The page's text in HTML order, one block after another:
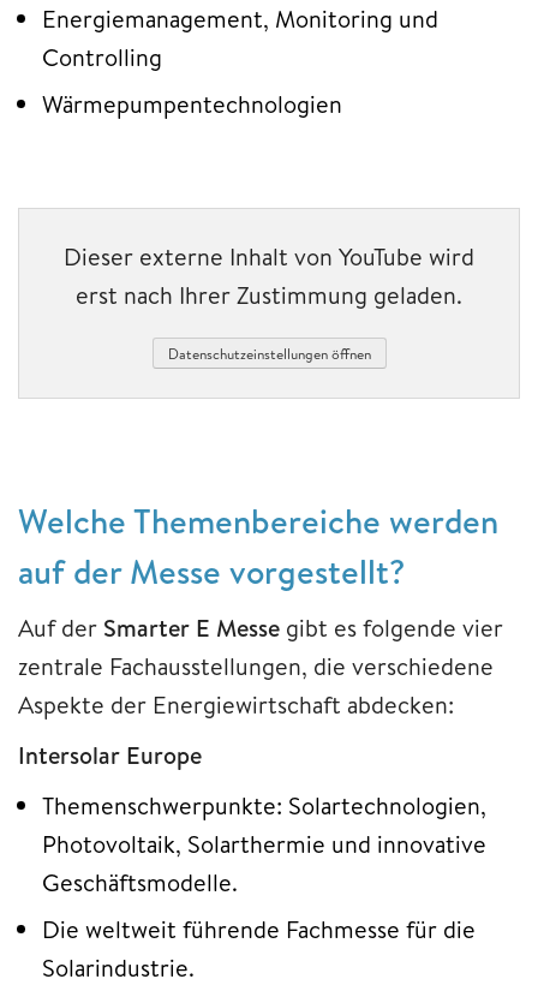
Energiemanagement, Monitoring und
Controlling
Wärmepumpentechnologien
Dieser externe Inhalt von YouTube wird
erst nach Ihrer Zustimmung geladen.
Datenschutzeinstellungen öffnen
Welche Themenbereiche werden
auf der Messe vorgestellt?
Auf der Smarter E Messe gibt es folgende vier
zentrale Fachausstellungen, die verschiedene
Aspekte der Energiewirtschaft abdecken:
Intersolar Europe
Themenschwerpunkte: Solartechnologien,
Photovoltaik, Solarthermie und innovative
Geschäftsmodelle.
Die weltweit führende Fachmesse für die
Solarindustrie.